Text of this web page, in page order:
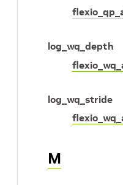
log_wq_depth
log_wq_stride
M